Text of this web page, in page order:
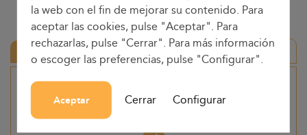
Ida y vuelta
Origen
la web con el fin de mejorar su contenido. Para
aceptar las cookies, pulse "Aceptar". Para
rechazarlas, pulse "Cerrar". Para más información
o escoger las preferencias, pulse "Configurar".
Aceptar Cerrar Configurar